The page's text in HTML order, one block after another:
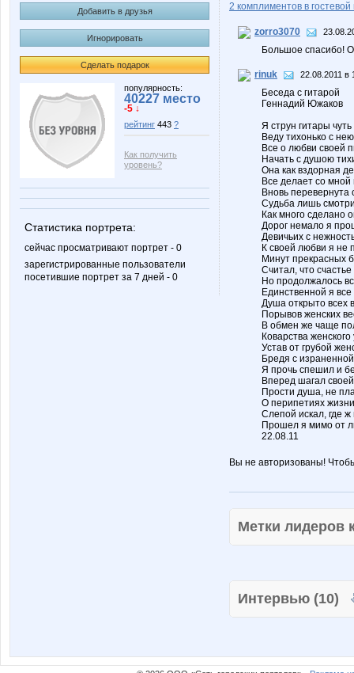
Добавить в друзья
Игнорировать
Сделать подарок
популярность:
40227 место
-5 ↓
рейтинг 443 ?
Как получить
уровень?
Статистика портрета:
сейчас просматривают портрет - 0
зарегистрированные пользователи
посетившие портрет за 7 дней - 0
2 комплиментов в гостевой
zorro3070
Большое спасибо!
rinuk 22.08.2011 в
Беседа с гитарой
Геннадий Южаков
Я струн гитары
Веду тихонько с
Все о любви своей
Начать с душою
Она как вздорная
Все делает со мной
Вновь перевернута
Судьба лишь
Как много сделано
Дорог немало я
Девичьих с
К своей любви я не
Минут прекрасных
Считал, что
Но продолжалось
Единственной я
Душа открыто всех
Порывов женских
В обмен же чаще
Коварства женского
Устав от грубой
Бредя с
Я прочь спешил и
Вперед шагал
Прости душа, не
О перипетиях
Слепой искал, где
Прошел я мимо от
22.08.11
Вы не авторизованы!
Метки
Интервью (10)